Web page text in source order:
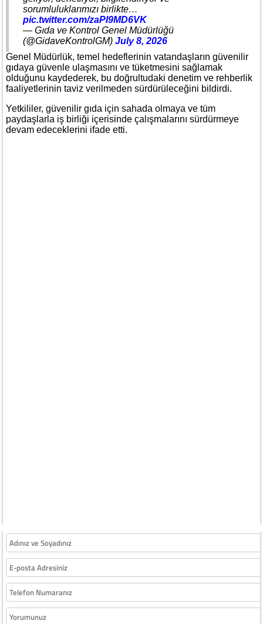
sorumluluklarımızı birlikte…
pic.twitter.com/zaPI9MD6VK
— Gıda ve Kontrol Genel Müdürlüğü
(@GidaveKontrolGM) July 8, 2026
Genel Müdürlük, temel hedeflerinin vatandaşların güvenilir
gıdaya güvenle ulaşmasını ve tüketmesini sağlamak
olduğunu kaydederek, bu doğrultudaki denetim ve rehberlik
faaliyetlerinin taviz verilmeden sürdürüleceğini bildirdi.
Yetkililer, güvenilir gıda için sahada olmaya ve tüm
paydaşlarla iş birliği içerisinde çalışmalarını sürdürmeye
devam edeceklerini ifade etti.